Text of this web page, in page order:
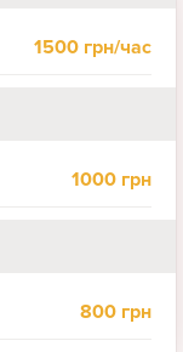
1500 грн/час
1000 грн
800 грн